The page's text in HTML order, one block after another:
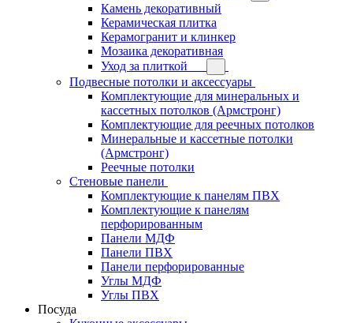
Камень декоративный
Керамическая плитка
Керамогранит и клинкер
Мозаика декоративная
Уход за плиткой
Подвесные потолки и аксессуары
Комплектующие для минеральных и
кассетных потолков (Армстронг)
Комплектующие для реечных потолков
Минеральные и кассетные потолки
(Армстронг)
Реечные потолки
Стеновые панели
Комплектующие к панелям ПВХ
Комплектующие к панелям
перфорированным
Панели МДФ
Панели ПВХ
Панели перфорированные
Углы МДФ
Углы ПВХ
Посуда